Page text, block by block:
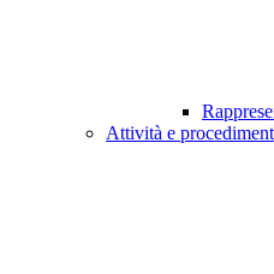
Attività e